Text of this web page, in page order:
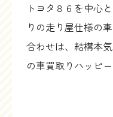
トヨタ８６を中心
りの走り屋仕様の
合わせは、結構本
の車買取りハッピー